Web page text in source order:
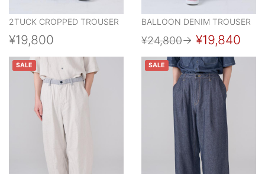
2TUCK CROPPED TROUSER
¥19,800
BALLOON DENIM TROUSER
¥24,800→ ¥19,840
SALE SALE